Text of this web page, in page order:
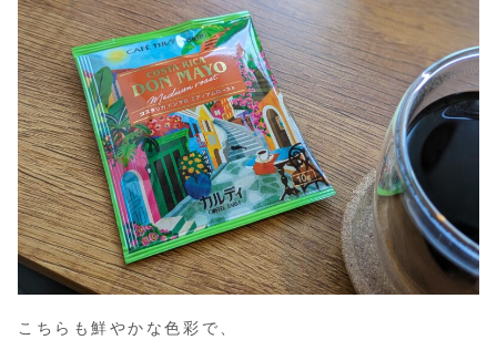
こちらも鮮やかな色彩で、